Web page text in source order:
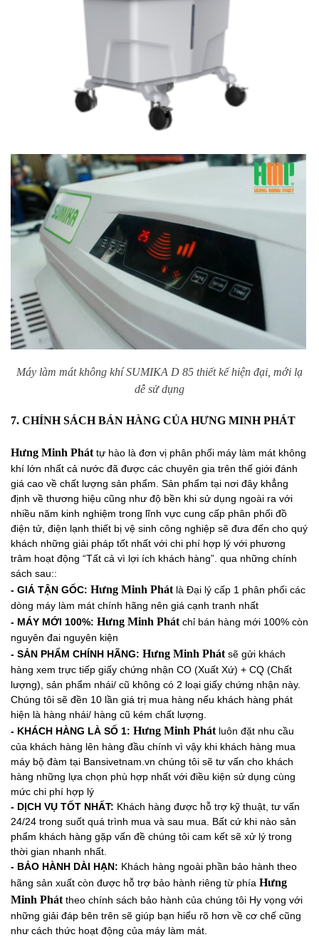
Máy làm mát không khí SUMIKA D 85 thiết kế hiện đại, mới lạ
dễ sử dụng
7. CHÍNH SÁCH BÁN HÀNG CỦA HƯNG MINH PHÁT
Hưng Minh Phát tự hào là đơn vị phân phối máy làm mát không
khí lớn nhất cả nước đã được các chuyên gia trên thế giới đánh
giá cao về chất lượng sản phẩm. Sản phẩm tại nơi đây khẳng
định về thương hiệu cũng như độ bền khi sử dụng ngoài ra với
nhiều năm kinh nghiệm trong lĩnh vực cung cấp phân phối đồ
điện tử, điện lạnh thiết bị vệ sinh công nghiệp sẽ đưa đến cho quý
khách những giải pháp tốt nhất với chi phí hợp lý với phương
trâm hoạt động “Tất cả vì lợi ích khách hàng”. qua những chính
sách sau::
- GIÁ TẬN GỐC: Hưng Minh Phát là Đại lý cấp 1 phân phối các
dòng máy làm mát chính hãng nên giá cạnh tranh nhất
- MÁY MỚI 100%: Hưng Minh Phát chỉ bán hàng mới 100% còn
nguyên đai nguyên kiện
- SẢN PHẨM CHÍNH HÃNG: Hưng Minh Phát sẽ gửi khách
hàng xem trực tiếp giấy chứng nhận CO (Xuất Xứ) + CQ (Chất
lượng), sản phẩm nhái/ cũ không có 2 loại giấy chứng nhận này.
Chúng tôi sẽ đền 10 lần giá trị mua hàng nếu khách hàng phát
hiện là hàng nhái/ hàng cũ kém chất lượng.
- KHÁCH HÀNG LÀ SỐ 1: Hưng Minh Phát luôn đặt nhu cầu
của khách hàng lên hàng đầu chính vì vậy khi khách hàng mua
máy bộ đàm tại Bansivetnam.vn chúng tôi sẽ tư vấn cho khách
hàng những lựa chọn phù hợp nhất với điều kiện sử dụng cùng
mức chi phí hợp lý
- DỊCH VỤ TỐT NHẤT: Khách hàng được hỗ trợ kỹ thuật, tư vấn
24/24 trong suốt quá trình mua và sau mua. Bất cứ khi nào sản
phẩm khách hàng gặp vấn đề chúng tôi cam kết sẽ xử lý trong
thời gian nhanh nhất.
- BẢO HÀNH DÀI HẠN: Khách hàng ngoài phần bảo hành theo
hãng sản xuất còn được hỗ trợ bảo hành riêng từ phía Hưng
Minh Phát theo chính sách bảo hành của chúng tôi Hy vọng với
những giải đáp bên trên sẽ giúp bạn hiểu rõ hơn về cơ chế cũng
như cách thức hoạt động của máy làm mát.